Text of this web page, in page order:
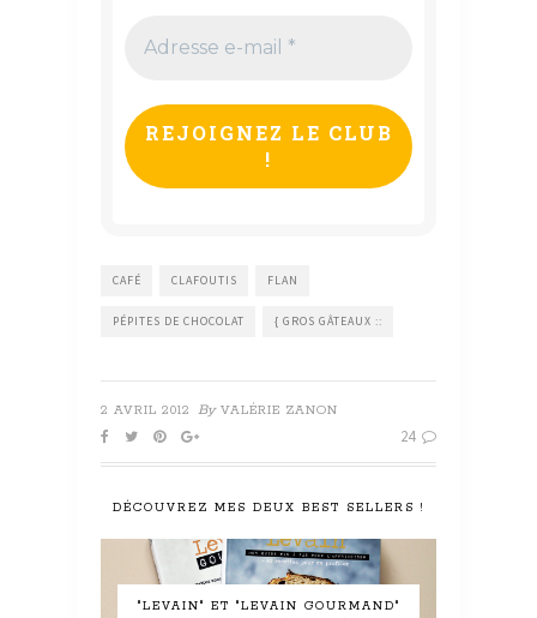
e-
*
CAFÉ CLAFOUTIS FLAN
PÉPITES DE CHOCOLAT { GROS GÂTEAUX ::
2 AVRIL 2012 By VALÉRIE ZANON
24
DÉCOUVREZ MES DEUX BEST SELLERS !
"LEVAIN" ET "LEVAIN GOURMAND"